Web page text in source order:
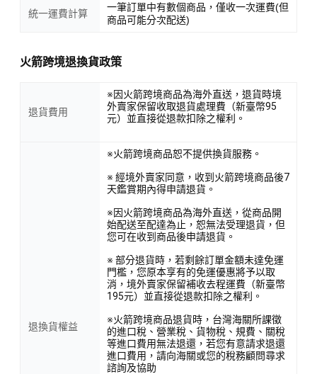
統一運費計算
一筆訂單中有數個商品，僅收一次運費(但
商品可能分次配送)
火箭跨境退換貨政策
退貨費用
※因火箭跨境商品為海外直送，退貨時境
外賣家保留收取退貨處理費（新臺幣95
元）並直接從退款扣除之權利。
退換貨權益
※火箭跨境商品恕不提供換貨服務。
※ 經境外賣家同意，收到火箭跨境商品後7
天鑑賞期內得申請退貨。
※因火箭跨境商品為海外直送，從商品開
始配送至配達為止，恕無法受理退貨，但
您可在收到商品後申請退貨。
※ 部分退貨時，若剩餘訂單金額未達免運
門檻，您原本享有的免運優惠將予以取
消，境外賣家保留補收去程運費（新臺幣
195元）並直接從退款扣除之權利。
※火箭跨境商品退貨時，台灣海關所課徵
的進口稅、營業稅、貨物稅、規費、關稅
等進口費用無法退還，若您有意請求退還
進口費用，請向海關或您的稅務顧問尋求
諮詢及協助